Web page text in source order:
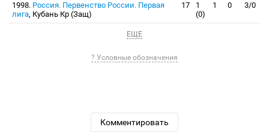
1998. Россия. Первенство России. Первая
лига, Кубань Кр (Защ)
17
1
(0)
1 0 3/0
ЕЩЕ
? Условные обозначения
Комментировать